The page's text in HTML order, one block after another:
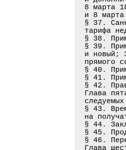
8 марта
и 8
§ 37.
§ 38.
§ 39.
и новый;
§ 40.
§ 41.
§ 42.
Глава
§ 43.
на
§ 44.
§ 45.
§ 46.
Глава